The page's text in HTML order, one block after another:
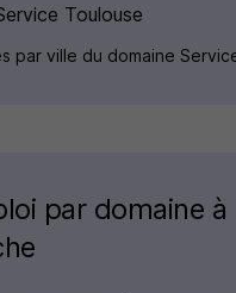
Toulouse
par ville du domaine
par domaine à